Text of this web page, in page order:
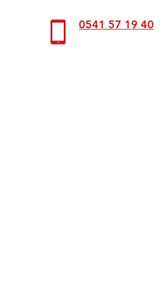
0541 57 19 40